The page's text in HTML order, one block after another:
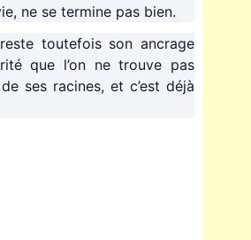
ne se termine pas bien.
toutefois son ancrage
que l’on ne trouve pas
ses racines, et c’est déjà